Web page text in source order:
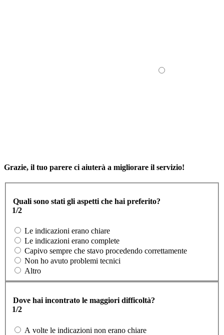
Grazie, il tuo parere ci aiuterà a migliorare il servizio!
Quali sono stati gli aspetti che hai preferito?
1/2
Le indicazioni erano chiare
Le indicazioni erano complete
Capivo sempre che stavo procedendo correttamente
Non ho avuto problemi tecnici
Altro
Dove hai incontrato le maggiori difficoltà?
1/2
A volte le indicazioni non erano chiare